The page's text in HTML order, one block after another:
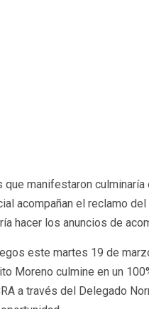
que manifestaron
acompañan el reclamo
hacer los anuncios de
este martes 19 de
Moreno culmine en un
a través del Delegado